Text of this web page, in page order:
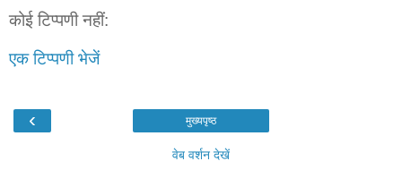
कोई टिप्पणी नहीं:
एक टिप्पणी भेजें
‹ मुख्यपृष्ठ
वेब वर्शन देखें